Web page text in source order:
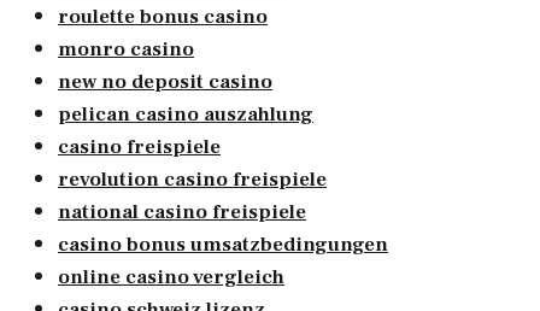
roulette bonus casino
monro casino
new no deposit casino
pelican casino auszahlung
casino freispiele
revolution casino freispiele
national casino freispiele
casino bonus umsatzbedingungen
online casino vergleich